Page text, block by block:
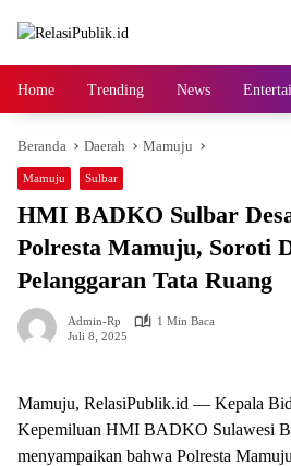
Home Trending News
Beranda Daerah Mamuju
Mamuju Sulbar
HMI BADKO Sulbar
Polresta Mamuju, Soroti
Pelanggaran Tata Ruang
Admin-Rp
1 Min Baca
Juli 8, 2025
Mamuju, RelasiPublik.id — Kepala
Kepemiluan HMI BADKO Sulawesi
menyampaikan bahwa Polresta